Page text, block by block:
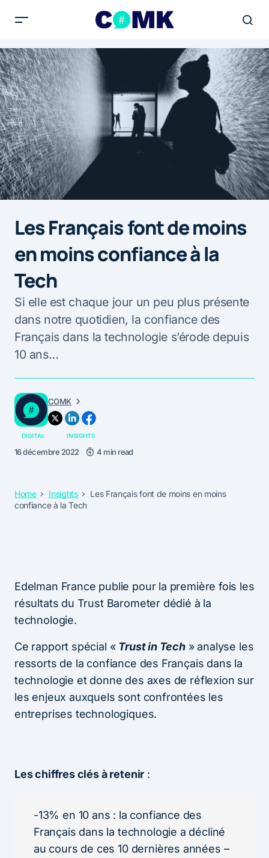
Les Français font de moins
en moins confiance à la
Tech
Si elle est chaque jour un peu plus présente
dans notre quotidien, la confiance des
Français dans la technologie s’érode depuis
10 ans…
COMK
DIGITAL INSIGHTS
16 décembre 2022 4 min read
Home Insights
Les Français font de moins en moins
confiance à la Tech
Edelman France publie pour la première fois les
résultats du Trust Barometer dédié à la
technologie.
Ce rapport spécial « Trust in Tech» analyse les
ressorts de la confiance des Français dans la
technologie et donne des axes de réflexion sur
les enjeux auxquels sont confrontées les
entreprises technologiques.
Les chiffres clés à retenir :
-13% en 10 ans : la confiance des
Français dans la technologie a décliné
au cours de ces 10 dernières années –